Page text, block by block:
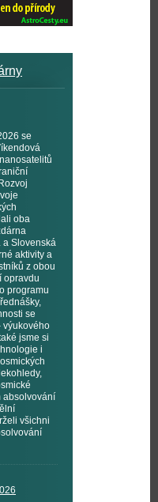
se
oba
a Slovenská
aktivity a
z obou
opravdu
programu
se
výukového
jsme si
i
absolvování
všichni